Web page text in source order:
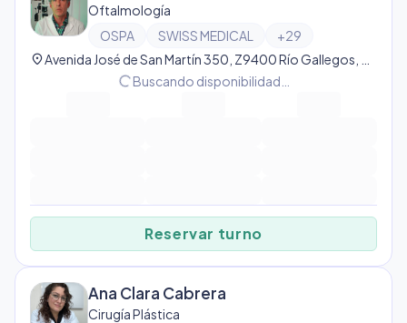
Oftalmología
OSPA
SWISS MEDICAL +29
location_on
progress_activityBuscando disponibilidad…
Reservar turno
Ana Clara Cabrera
Cirugía Plástica